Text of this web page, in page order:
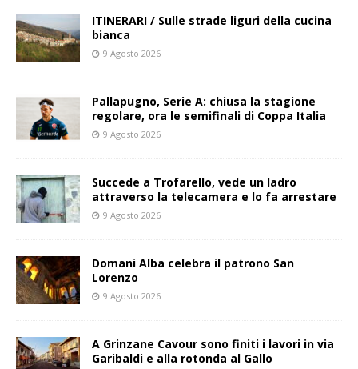
ITINERARI / Sulle strade liguri della cucina
bianca
9 Agosto 2026
Pallapugno, Serie A: chiusa la stagione
regolare, ora le semifinali di Coppa Italia
9 Agosto 2026
Succede a Trofarello, vede un ladro
attraverso la telecamera e lo fa arrestare
9 Agosto 2026
Domani Alba celebra il patrono San
Lorenzo
9 Agosto 2026
A Grinzane Cavour sono finiti i lavori in via
Garibaldi e alla rotonda al Gallo